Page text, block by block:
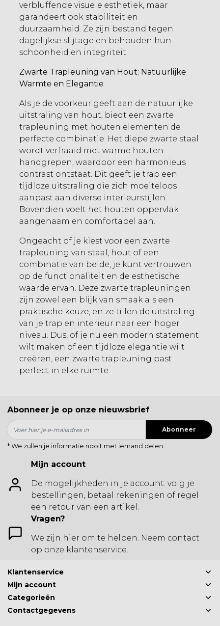
verbluffende visuele esthetiek, maar
garandeert ook stabiliteit en
duurzaamheid. Ze zijn bestand tegen
dagelijkse slijtage en behouden hun
schoonheid en integriteit.
Zwarte Trapleuning van Hout: Natuurlijke
Warmte en Elegantie
Als je de voorkeur geeft aan de natuurlijke
uitstraling van hout, biedt een zwarte
trapleuning met houten elementen de
perfecte combinatie. Het diepe zwarte staal
wordt verfraaid met warme houten
handgrepen, waardoor een harmonieus
contrast ontstaat. Dit geeft je trap een
tijdloze uitstraling die zich moeiteloos
aanpast aan diverse interieurstijlen.
Bovendien voelt het houten oppervlak
aangenaam en comfortabel aan.
Ongeacht of je kiest voor een zwarte
trapleuning van staal, hout of een
combinatie van beide, je kunt vertrouwen
op de functionaliteit en de esthetische
waarde ervan. Deze zwarte trapleuningen
zijn zowel een blijk van smaak als een
praktische keuze, en ze tillen de uitstraling
van je trap en interieur naar een hoger
niveau. Dus, of je nu een modern statement
wilt maken of een tijdloze elegantie wilt
creëren, een zwarte trapleuning past
perfect in elke ruimte.
Abonneer je op onze nieuwsbrief
Abonneer
* We zullen je informatie nooit met iemand delen.
Mijn account
De mogelijkheden in je account: volg je
bestellingen, betaal rekeningen of regel
een retour van een artikel.
Vragen?
We zijn hier om te helpen. Neem contact
op onze klantenservice.
Klantenservice
Mijn account
Categorieën
Contactgegevens